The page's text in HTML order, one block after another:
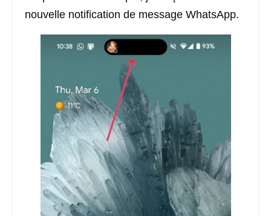
nouvelle notification de message WhatsApp.